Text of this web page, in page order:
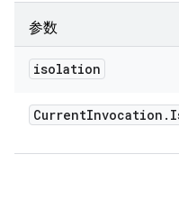
参数
isolation
CurrentInvocation .